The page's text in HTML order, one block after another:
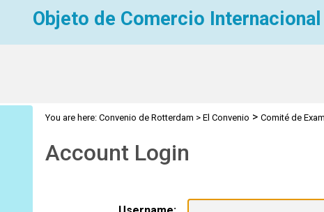
Objeto de Comercio Internacional
You are here: Convenio de Rotterdam > El Convenio > Comité de
Account Login